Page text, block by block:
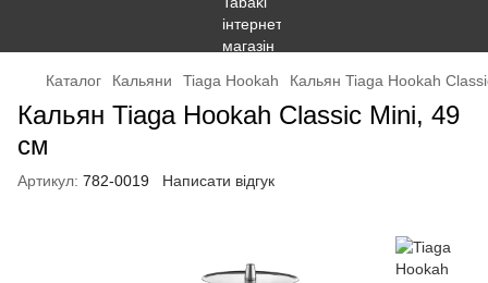
Каталог Кальяни Tiaga Hookah Кальян Tiaga Hookah
Кальян Tiaga Hookah Classic Mini, 49
см
Артикул: 782-0019 Написати відгук